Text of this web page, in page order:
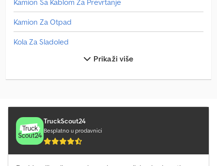
Kamion Sa Kablom Za Prevrtanje
Kamion Za Otpad
Kola Za Sladoled
Manevarsko Vozilo
Mercedes Benz Minibus
Mercedes Benz Traktori
Prikaži više
TruckScout24
Besplatno u prodavnici